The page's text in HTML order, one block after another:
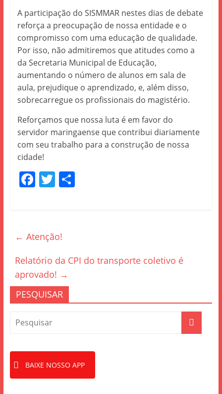
A participação do SISMMAR nestes dias de debate
reforça a preocupação de nossa entidade e o
compromisso com uma educação de qualidade.
Por isso, não admitiremos que atitudes como a
da Secretaria Municipal de Educação,
aumentando o número de alunos em sala de
aula, prejudique o aprendizado, e, além disso,
sobrecarregue os profissionais do magistério.
Reforçamos que nossa luta é em favor do
servidor maringaense que contribui diariamente
com seu trabalho para a construção de nossa
cidade!
F
b
o
o
k
T S
← Atenção!
Relatório da CPI do transporte coletivo é
aprovado! →
PESQUISAR
BAIXE NOSSO APP